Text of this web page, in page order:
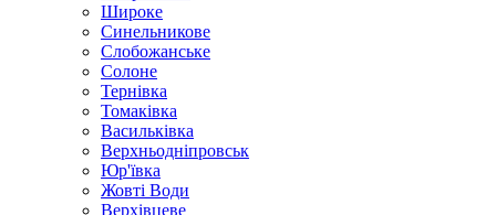
Широке
Синельникове
Слобожанське
Солоне
Тернівка
Томаківка
Васильківка
Верхньодніпровськ
Юр'ївка
Жовті Води
Верхівцеве